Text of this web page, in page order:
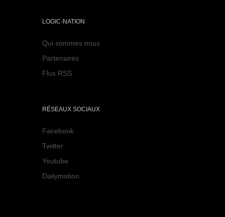
LOGIC-NATION
Qui sommes nous
Partenaires
Flux RSS
RÉSEAUX SOCIAUX
Facebook
Twitter
Youtube
Dailymotion